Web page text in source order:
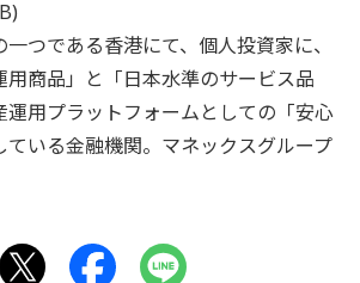
つである香港にて、個人投資家に、
用商品」と「日本水準のサービス品
運用プラットフォームとしての「安心
いる金融機関。マネックスグループ